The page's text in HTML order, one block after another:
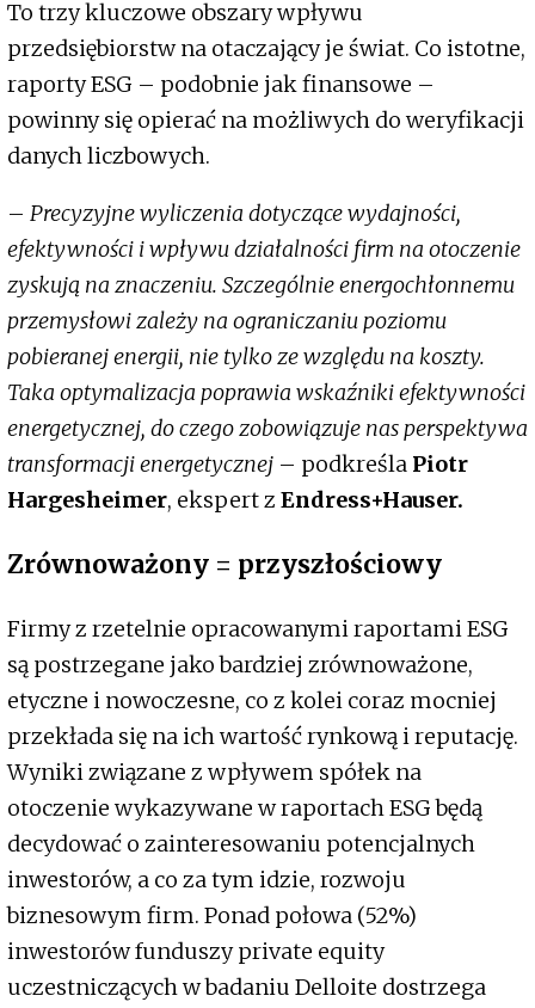
To trzy kluczowe obszary wpływu
przedsiębiorstw na otaczający je świat. Co istotne,
raporty ESG – podobnie jak finansowe –
powinny się opierać na możliwych do weryfikacji
danych liczbowych.
– Precyzyjne wyliczenia dotyczące wydajności,
efektywności i wpływu działalności firm na otoczenie
zyskują na znaczeniu. Szczególnie energochłonnemu
przemysłowi zależy na ograniczaniu poziomu
pobieranej energii, nie tylko ze względu na koszty.
Taka optymalizacja poprawia wskaźniki efektywności
energetycznej, do czego zobowiązuje nas perspektywa
transformacji energetycznej – podkreśla Piotr
Hargesheimer, ekspert z Endress+Hauser.
Zrównoważony = przyszłościowy
Firmy z rzetelnie opracowanymi raportami ESG
są postrzegane jako bardziej zrównoważone,
etyczne i nowoczesne, co z kolei coraz mocniej
przekłada się na ich wartość rynkową i reputację.
Wyniki związane z wpływem spółek na
otoczenie wykazywane w raportach ESG będą
decydować o zainteresowaniu potencjalnych
inwestorów, a co za tym idzie, rozwoju
biznesowym firm. Ponad połowa (52%)
inwestorów funduszy private equity
uczestniczących w badaniu Delloite dostrzega